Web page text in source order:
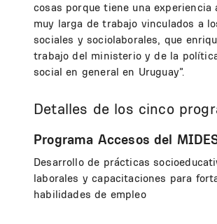
cosas porque tiene una experiencia
muy larga de trabajo vinculados a
sociales y sociolaborales, que
trabajo del ministerio y de la
social en general en Uruguay”.
Detalles de los cinco
Programa Accesos del
Desarrollo de prácticas
laborales y capacitaciones para
habilidades de empleo